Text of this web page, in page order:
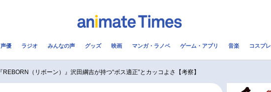
声優 ラジオ みんなの声 グッズ 映画 マンガ・ラノベ ゲーム・アプリ 音楽 コスプレ
『REBORN（リボーン）』沢田綱吉が持つ“ボス適正”とカッコよさ【考察】